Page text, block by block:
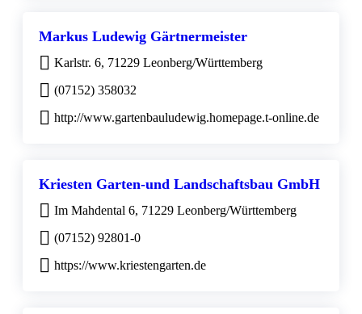
Markus Ludewig Gärtnermeister
Karlstr. 6, 71229 Leonberg/Württemberg
(07152) 358032
http://www.gartenbauludewig.homepage.t-online.de
Kriesten Garten-und Landschaftsbau GmbH
Im Mahdental 6, 71229 Leonberg/Württemberg
(07152) 92801-0
https://www.kriestengarten.de